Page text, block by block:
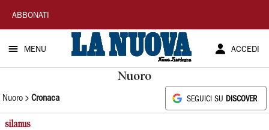
La
Nuova
Sardegna
ABBONATI
MENU ACCEDI
Nuoro
Nuoro Cronaca SEGUICI SU DISCOVER
silanus